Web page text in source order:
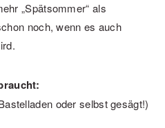
„Spätsommer“ als
noch, wenn es auch
oder selbst gesägt!)